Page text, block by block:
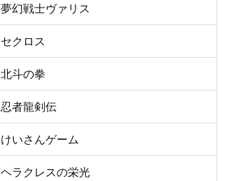
夢幻戦士ヴァリス
セクロス
北斗の拳
忍者龍剣伝
けいさんゲーム
ヘラクレスの栄光